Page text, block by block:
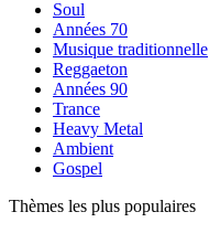
Soul
Années 70
Musique traditionnelle
Reggaeton
Années 90
Trance
Heavy Metal
Ambient
Gospel
Thèmes les plus populaires